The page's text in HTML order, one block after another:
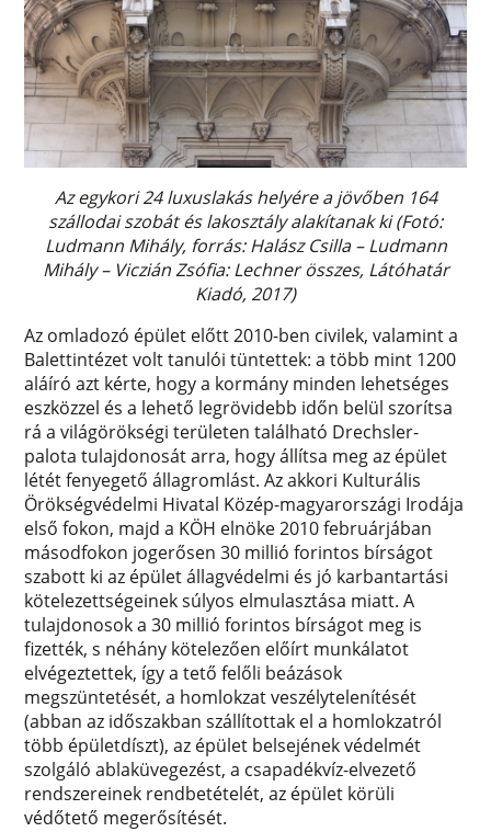
Az egykori 24 luxuslakás helyére a jövőben 164
szállodai szobát és lakosztály alakítanak ki (Fotó:
Ludmann Mihály, forrás: Halász Csilla – Ludmann
Mihály – Viczián Zsófia: Lechner összes, Látóhatár
Kiadó, 2017)
Az omladozó épület előtt 2010-ben civilek, valamint a
Balettintézet volt tanulói tüntettek: a több mint 1200
aláíró azt kérte, hogy a kormány minden lehetséges
eszközzel és a lehető legrövidebb időn belül szorítsa
rá a világörökségi területen található Drechsler-
palota tulajdonosát arra, hogy állítsa meg az épület
létét fenyegető állagromlást. Az akkori Kulturális
Örökségvédelmi Hivatal Közép-magyarországi Irodája
első fokon, majd a KÖH elnöke 2010 februárjában
másodfokon jogerősen 30 millió forintos bírságot
szabott ki az épület állagvédelmi és jó karbantartási
kötelezettségeinek súlyos elmulasztása miatt. A
tulajdonosok a 30 millió forintos bírságot meg is
fizették, s néhány kötelezően előírt munkálatot
elvégeztettek, így a tető felőli beázások
megszüntetését, a homlokzat veszélytelenítését
(abban az időszakban szállítottak el a homlokzatról
több épületdíszt), az épület belsejének védelmét
szolgáló ablaküvegezést, a csapadékvíz-elvezető
rendszereinek rendbetételét, az épület körüli
védőtető megerősítését.